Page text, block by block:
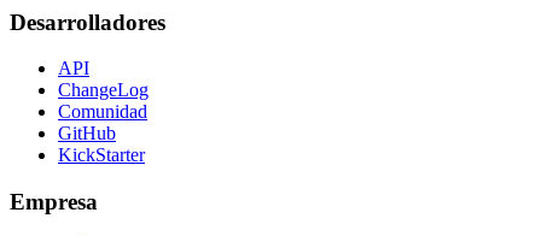
Desarrolladores
API
ChangeLog
Comunidad
GitHub
KickStarter
Empresa